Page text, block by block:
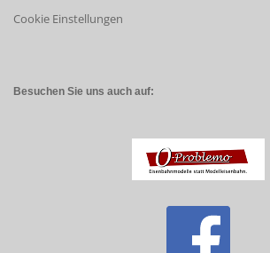
Cookie Einstellungen
Besuchen Sie uns auch auf: